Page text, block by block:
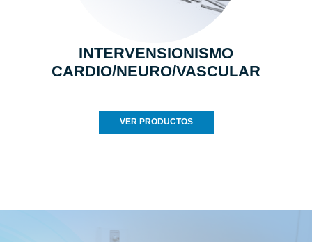
INTERVENSIONISMO
CARDIO/NEURO/VASCULAR
VER PRODUCTOS